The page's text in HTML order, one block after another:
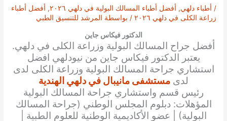
/ أطباء دلهي, أفضل أطباء المسالك البولية في دلهي ٢٠٢٦ , أفضل أطباء
زراعة الكلى في دلهي ٢٠٢٦
/ بواسطة المرشد للتنسيق الطبي
الدكتور فيكاس جاين
أفضل جراح المسالك البولية وزراعة الكلى في دلهي.
يعتبر الدكتور فيكاس جاين من نيودلهي افضل
استشاري جراحة المسالك البولية وزراعة الكلى لدى
لدى مستشفى مانيبال في دلهي الهندية
رئيس قسم واستشاري جراحة المسالك البولية
المؤهلات: دبلوم المجلس الوطني (جراحة المسالك
البولية) | عضو الأكاديمية الوطنية للعلوم الطبية |